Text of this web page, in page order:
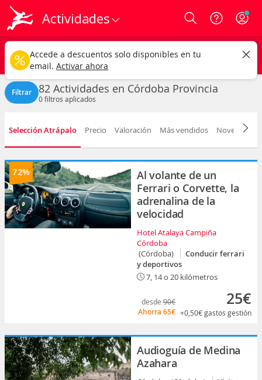
Actividades Login
Córdoba provincia
Cualquier tipo Cualquier fecha
CAMBIAR
Filtrar 82 Actividades en Córdoba Provincia
0filtros aplicados
Selección Atrápalo Precio Valoración Más vendidos Novedad
72%
Al volante de un
Ferrari o Corvette, la
adrenalina de la
velocidad
Hotel Atalaya Campiña
Córdoba
(Córdoba)
Conducir ferrari
y deportivos
7, 14 o 20 kilómetros
desde 90€
Ahorra 65€
25€
+0,50€gastos gestión
Audioguía de Medina
Azahara
Accede a descuentos solo disponibles en tu
email. Activar ahora